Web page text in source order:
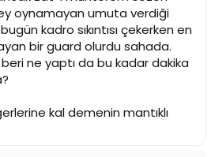
oynamayan umuta verdiği
kadro sıkıntısı çekerken en
bir guard olurdu sahada.
ne yaptı da bu kadar dakika
kal demenin mantıklı